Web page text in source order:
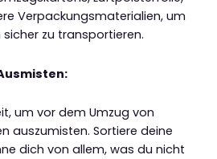
Verpackungsmaterialien, um
zu transportieren.
um vor dem Umzug von
auszumisten. Sortiere deine
dich von allem, was du nicht